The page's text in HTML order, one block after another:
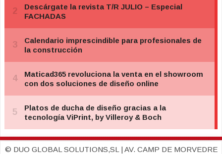
© DUO GLOBAL SOLUTIONS,SL | AV. CAMP DE MORVEDRE